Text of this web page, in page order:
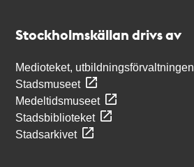
Stockholmskällan drivs av
Medioteket, utbildningsförvaltningen
Stadsmuseet
Medeltidsmuseet
Stadsbiblioteket
Stadsarkivet